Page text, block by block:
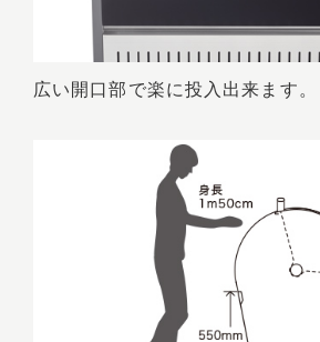
広い開口部で楽に投入出来ます。